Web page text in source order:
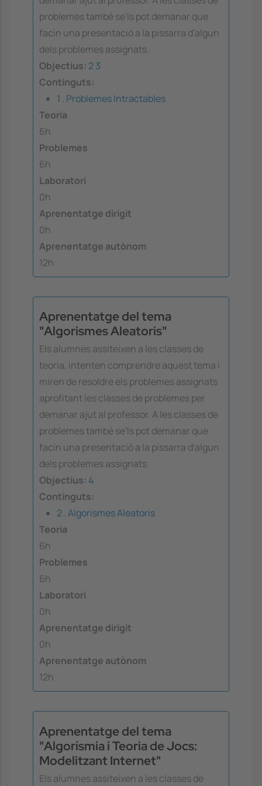
problemes també se'ls pot demanar que
facin una presentació a la pissarra d'algun
dels problemes assignats.
Objectius: 23
Continguts:
1 . Problemes Intractables
Teoria
6h
Problemes
6h
Laboratori
0h
Aprenentatge dirigit
0h
Aprenentatge autònom
12h
Aprenentatge del tema
"Algorismes Aleatoris"
Els alumnes assiteixen a les classes de
teoria, intenten comprendre aquest tema i
miren de resoldre els problemes assignats
aprofitant les classes de problemes per
demanar ajut al professor. A les classes de
problemes també se'ls pot demanar que
facin una presentació a la pissarra d'algun
dels problemes assignats.
Objectius: 4
Continguts:
2 . Algorismes Aleatoris
Teoria
6h
Problemes
6h
Laboratori
0h
Aprenentatge dirigit
0h
Aprenentatge autònom
12h
Aprenentatge del tema
"Algorísmia i Teoria de Jocs:
Modelitzant Internet"
Els alumnes assiteixen a les classes de